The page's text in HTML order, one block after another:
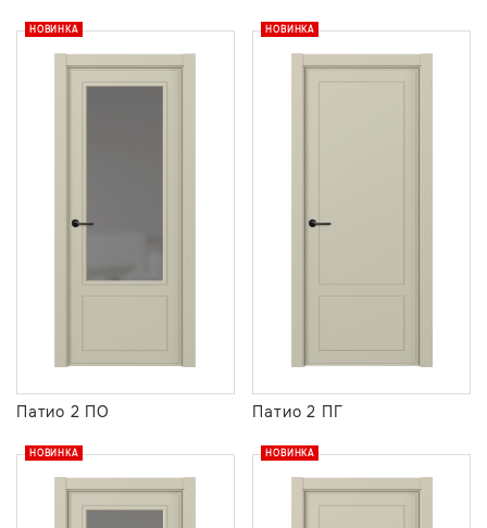
НОВИНКА
Патио 2 ПО
НОВИНКА
Патио 2 ПГ
НОВИНКА НОВИНКА